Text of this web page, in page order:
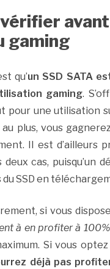
gaming
qu’un SSD SATA
gaming.
pour une utilisation
plus, vous
Il est d’ailleurs
cas, puisqu’un
SSD en
si vous
à en profiter à
Si vous
déjà pas